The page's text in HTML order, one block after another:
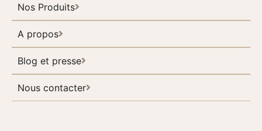
Nos Produits
A propos
Blog et presse
Nous contacter